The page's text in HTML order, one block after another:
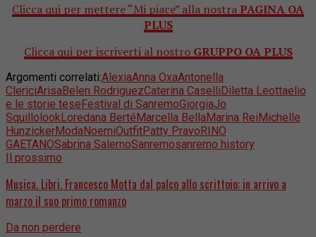
Clicca qui per mettere “Mi piace” alla nostra PAGINA OA
PLUS
Clicca qui per iscriverti al nostro GRUPPO OA PLUS
Argomenti correlati:AlexiaAnna OxaAntonella
ClericiArisaBelen RodriguezCaterina CaselliDiletta Leottaelio
e le storie teseFestival di SanremoGiorgiaJo
SquillolookLoredana BertéMarcella BellaMarina ReiMichelle
HunzickerModaNoemiOutfitPatty PravoRINO
GAETANOSabrina SalernoSanremosanremo history
Il prossimo
Musica. Libri. Francesco Motta dal palco allo scrittoio: in arrivo a
marzo il suo primo romanzo
Da non perdere